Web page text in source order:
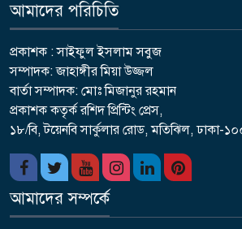
আমাদের পরিচিতি
প্রকাশক : সাইফুল ইসলাম সবুজ
সম্পাদক: জাহাঙ্গীর মিয়া উজ্জল
বার্তা সম্পাদক: মোঃ মিজানুর রহমান
প্রকাশক কতৃর্ক রশিদ প্রিন্টিং প্রেস,
১৮/বি, টয়েনবি সার্কুলার রোড, মতিঝিল, ঢাকা-
আমাদের সম্পর্কে